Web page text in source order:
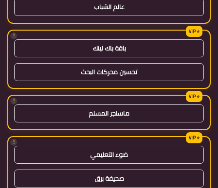
عالم الشباب
!
باقة باك لينك
تحسين محركات البحث
!
ماسنجر المسلم
!
ضوء التعليمي
صحيفة برق